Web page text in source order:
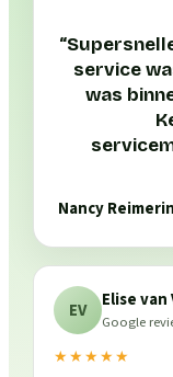
“
service
was
Nancy
EV Elise
Google
★★★★★